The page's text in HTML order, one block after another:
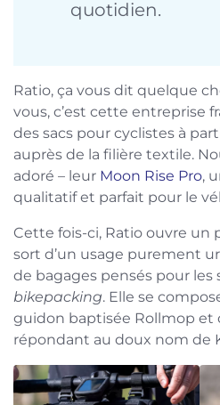
quotidien.
Ratio, ça vous dit quelque
vous, c’est cette entreprise
des sacs pour cyclistes à
auprès de la filière textile.
adoré – leur Moon Rise Pro,
qualitatif et parfait pour le
Cette fois-ci, Ratio ouvre un
sort d’un usage purement
de bagages pensés pour les
bikepacking. Elle se
guidon baptisée Rollmop et
répondant au doux nom de